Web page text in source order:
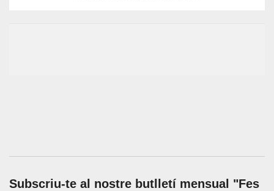
Subscriu-te al nostre butlletí mensual "Fes